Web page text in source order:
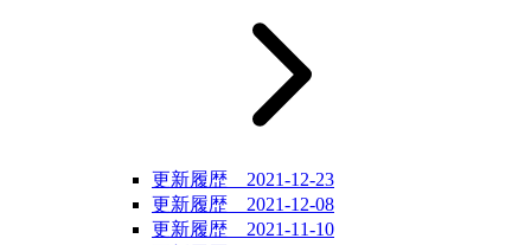
更新履歴 2021-12-23
更新履歴 2021-12-08
更新履歴 2021-11-10